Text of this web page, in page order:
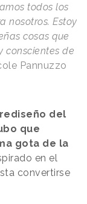
todos los
nosotros. Estoy
cosas que
conscientes de
Pannuzzo
del
que
gota de la
en el
convertirse